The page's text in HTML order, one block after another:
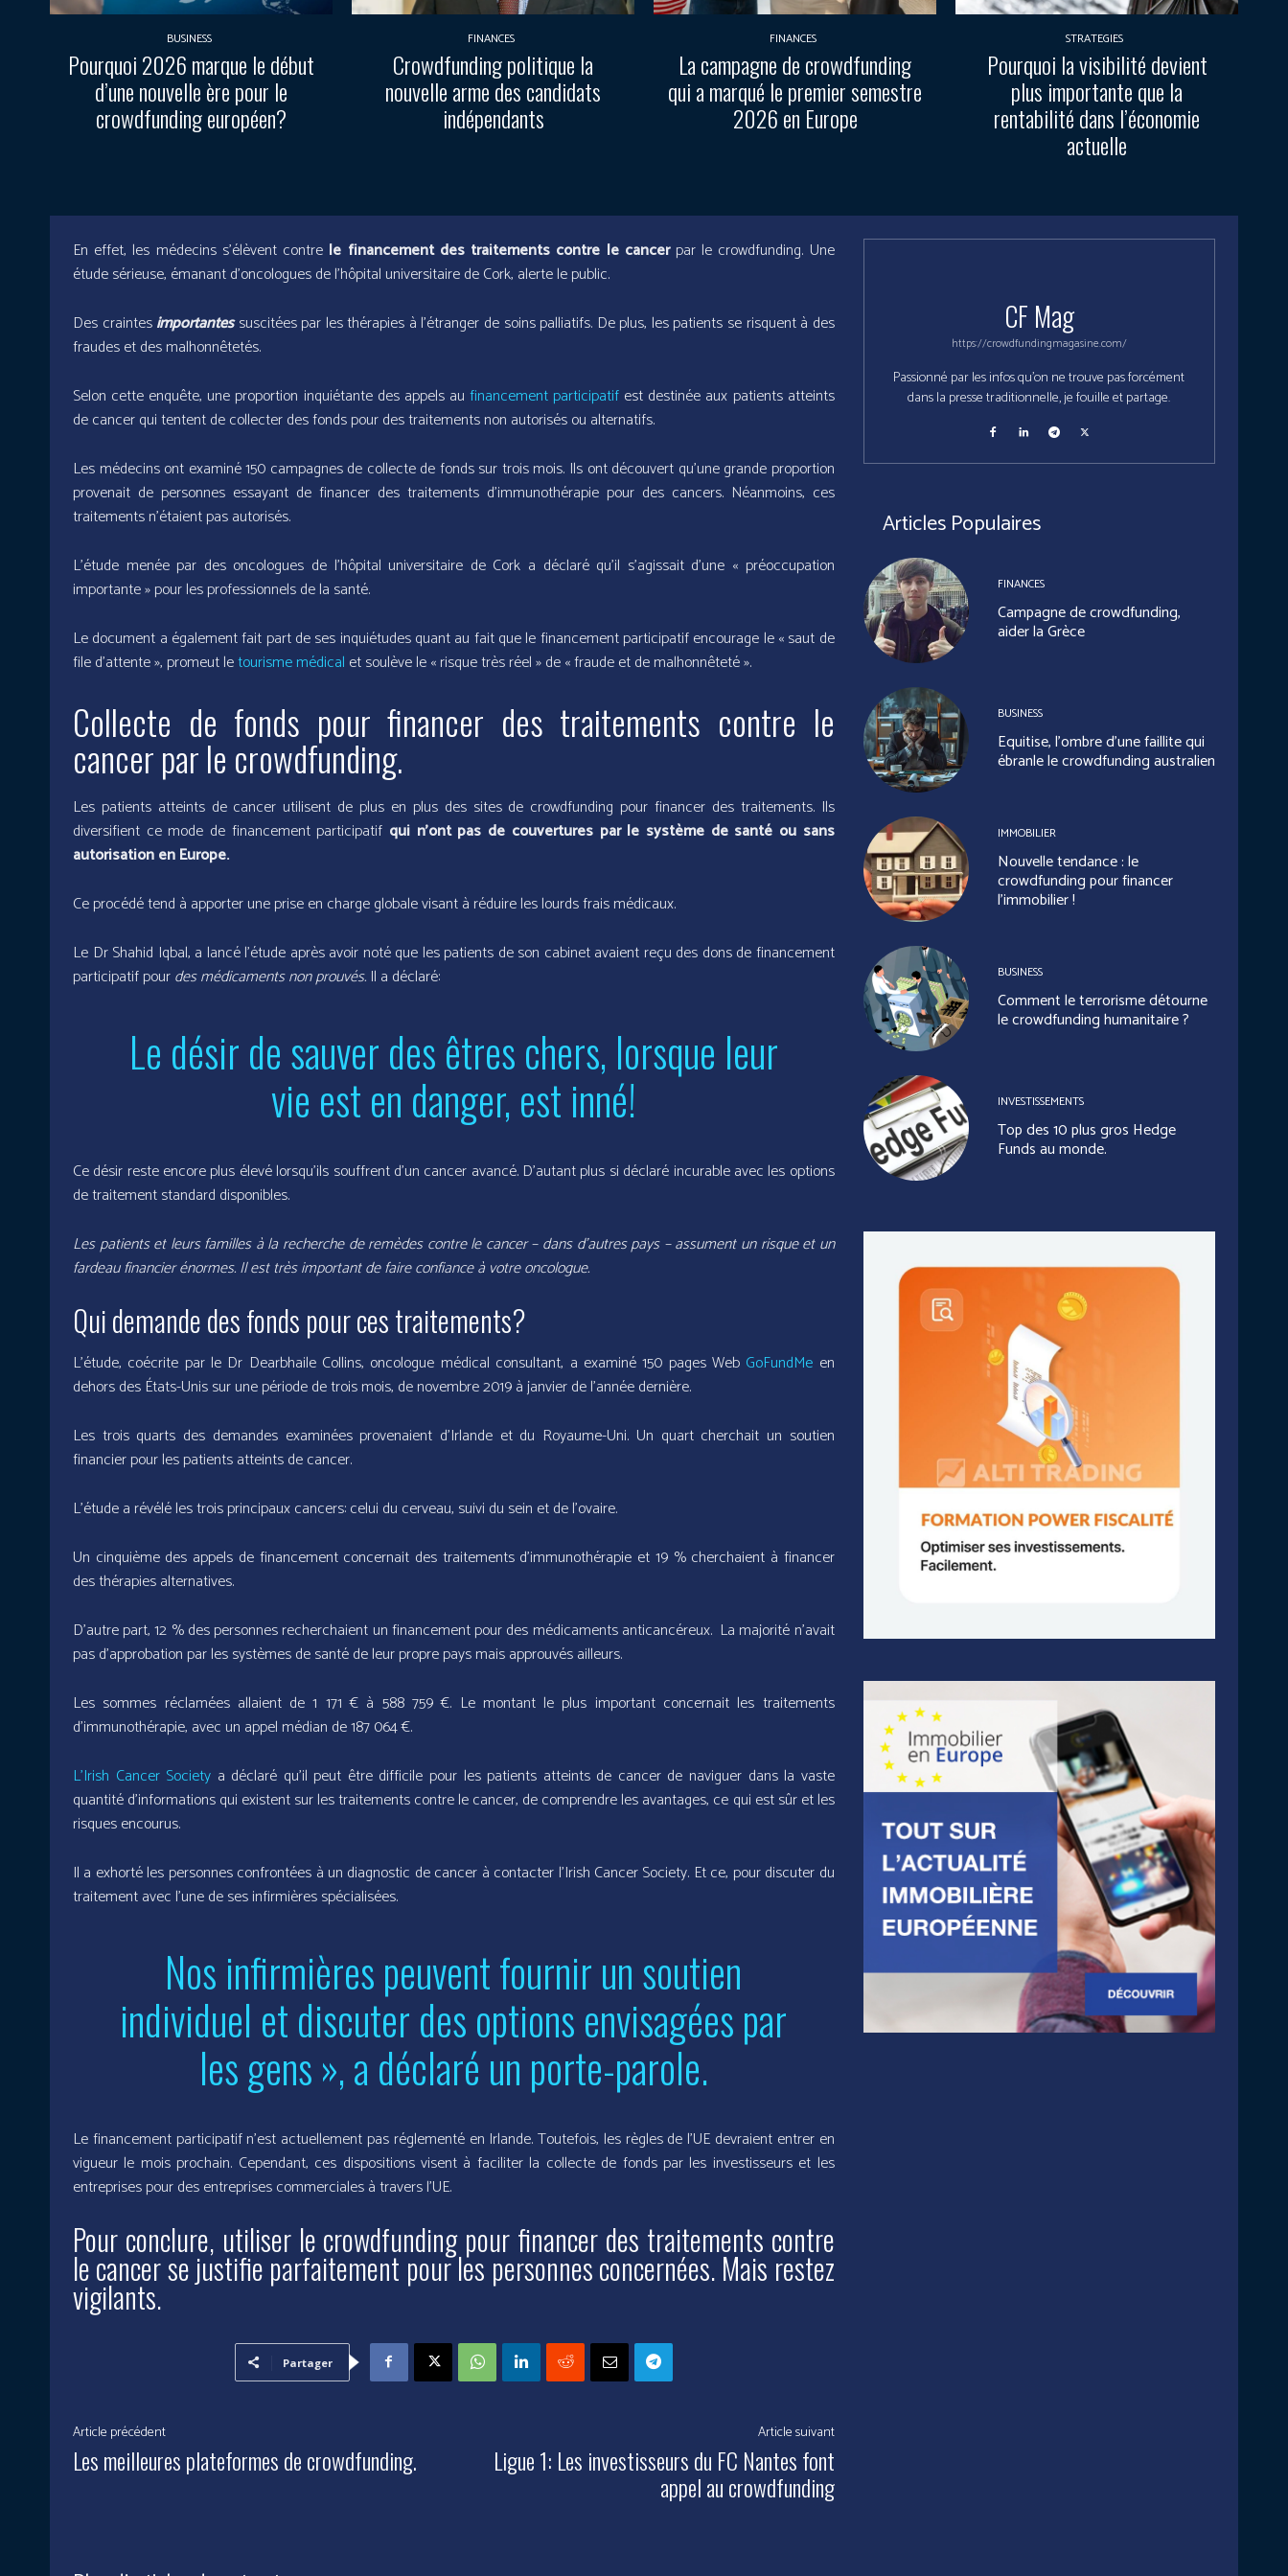
BUSINESS
Pourquoi 2026 marque le début
d’une nouvelle ère pour le
crowdfunding européen?
FINANCES
Crowdfunding politique la
nouvelle arme des candidats
indépendants
FINANCES
La campagne de crowdfunding
qui a marqué le premier semestre
2026 en Europe
STRATEGIES
Pourquoi la visibilité devient
plus importante que la
rentabilité dans l’économie
actuelle
En effet, les médecins s’élèvent contre le financement des traitements contre le cancerpar le crowdfunding. Une
étude sérieuse, émanant d’oncologues de l’hôpital universitaire de Cork, alerte le public.
Des craintesimportantessuscitées par les thérapies à l’étranger de soins palliatifs. De plus, les patients se risquent à des
fraudes et des malhonnêtetés.
Selon cette enquête, une proportion inquiétante des appels au financement participatif est destinée aux patients atteints
de cancer qui tentent de collecter des fonds pour des traitements non autorisés ou alternatifs.
Les médecins ont examiné 150 campagnes de collecte de fonds sur trois mois. Ils ont découvert qu’une grande proportion
provenait de personnes essayant de financer des traitements d’immunothérapie pour des cancers. Néanmoins, ces
traitements n’étaient pas autorisés.
L’étude menée par des oncologues de l’hôpital universitaire de Cork a déclaré qu’il s’agissait d’une « préoccupation
importante » pour les professionnels de la santé.
Le document a également fait part de ses inquiétudes quant au fait que le financement participatif encourage le « saut de
file d’attente », promeut letourisme médical et soulève le « risque très réel » de « fraude et de malhonnêteté ».
Collecte de fonds pour financer des traitements contre le
cancer par le crowdfunding.
Les patients atteints de cancer utilisent de plus en plus des sites de crowdfunding pour financer des traitements. Ils
diversifient ce mode de financement participatif qui n’ont pas de couvertures par le système de santé ou sans
autorisation en Europe.
Ce procédé tend à apporter une prise en charge globale visant à réduire les lourds frais médicaux.
Le Dr Shahid Iqbal, a lancé l’étude après avoir noté que les patients de son cabinet avaient reçu des dons de financement
participatif pourdes médicaments non prouvés. Il a déclaré:
Le désir de sauver des êtres chers, lorsque leur
vie est en danger, est inné!
Ce désir reste encore plus élevé lorsqu’ils souffrent d’un cancer avancé. D’autant plus si déclaré incurable avec les options
de traitement standard disponibles.
Les patients et leurs familles à la recherche de remèdes contre le cancer – dans d’autres pays – assument un risque et un
fardeau financier énormes. Il est très important de faire confiance à votre oncologue.
Qui demande des fonds pour ces traitements?
L’étude, coécrite par le Dr Dearbhaile Collins, oncologue médical consultant, a examiné 150 pages Web GoFundMe en
dehors des États-Unis sur une période de trois mois, de novembre 2019 à janvier de l’année dernière.
Les trois quarts des demandes examinées provenaient d’Irlande et du Royaume-Uni. Un quart cherchait un soutien
financier pour les patients atteints de cancer.
L’étude a révélé les trois principaux cancers: celui du cerveau, suivi du sein et de l’ovaire.
Un cinquième des appels de financement concernait des traitements d’immunothérapie et 19 % cherchaient à financer
des thérapies alternatives.
D’autre part, 12 % des personnes recherchaient un financement pour des médicaments anticancéreux. La majorité n’avait
pas d’approbation par les systèmes de santé de leur propre pays mais approuvés ailleurs.
Les sommes réclamées allaient de 1 171 € à 588 759 €. Le montant le plus important concernait les traitements
d’immunothérapie, avec un appel médian de 187 064 €.
L’Irish Cancer Society a déclaré qu’il peut être difficile pour les patients atteints de cancer de naviguer dans la vaste
quantité d’informations qui existent sur les traitements contre le cancer, de comprendre les avantages, ce qui est sûr et les
risques encourus.
Il a exhorté les personnes confrontées à un diagnostic de cancer à contacter l’Irish Cancer Society. Et ce, pour discuter du
traitement avec l’une de ses infirmières spécialisées.
Nos infirmières peuvent fournir un soutien
individuel et discuter des options envisagées par
les gens », a déclaré un porte-parole.
Le financement participatif n’est actuellement pas réglementé en Irlande. Toutefois, les règles de l’UE devraient entrer en
vigueur le mois prochain. Cependant, ces dispositions visent à faciliter la collecte de fonds par les investisseurs et les
entreprises pour des entreprises commerciales à travers l’UE.
Pour conclure, utiliser le crowdfunding pour financer des traitements contre
le cancer se justifie parfaitement pour les personnes concernées. Mais restez
vigilants.
Partager
Article précédent
Les meilleures plateformes de crowdfunding.
Article suivant
Ligue 1: Les investisseurs du FC Nantes font
appel au crowdfunding
CF Mag
https://crowdfundingmagasine.com/
Passionné par les infos qu'on ne trouve pas forcément
dans la presse traditionnelle, je fouille et partage.
Articles Populaires
FINANCES
Campagne de crowdfunding,
aider la Grèce
BUSINESS
Equitise, l’ombre d’une faillite qui
ébranle le crowdfunding australien
IMMOBILIER
Nouvelle tendance : le
crowdfunding pour financer
l’immobilier !
BUSINESS
Comment le terrorisme détourne
le crowdfunding humanitaire ?
INVESTISSEMENTS
Top des 10 plus gros Hedge
Funds au monde.